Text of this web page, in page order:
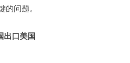
问题。
出口美国